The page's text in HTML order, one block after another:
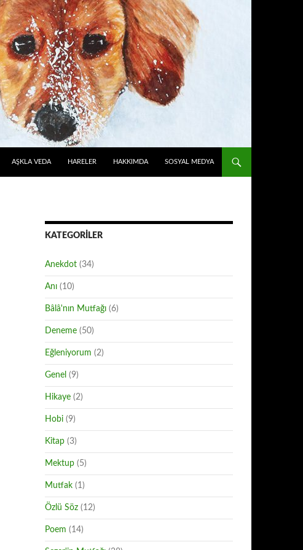
AŞKLA VEDA HARELER HAKKIMDA SOSYAL MEDYA
KATEGORILER
Anekdot (34)
Anı (10)
Bâlâ'nın Mutfağı (6)
Deneme (50)
Eğleniyorum (2)
Genel (9)
Hikaye (2)
Hobi (9)
Kitap (3)
Mektup (5)
Mutfak (1)
Özlü Söz (12)
Poem (14)